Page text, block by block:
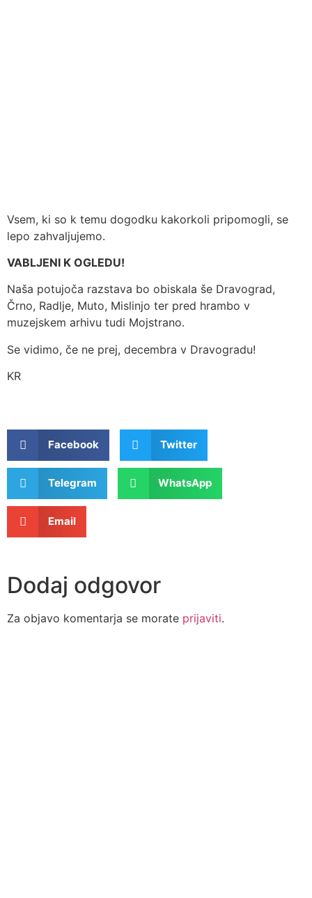
Vsem, ki so k temu dogodku kakorkoli pripomogli, se
lepo zahvaljujemo.
VABLJENI K OGLEDU!
Naša potujoča razstava bo obiskala še Dravograd,
Črno, Radlje, Muto, Mislinjo ter pred hrambo v
muzejskem arhivu tudi Mojstrano.
Se vidimo, če ne prej, decembra v Dravogradu!
KR
Facebook Twitter
Telegram WhatsApp
Email
Dodaj odgovor
Za objavo komentarja se morate prijaviti.